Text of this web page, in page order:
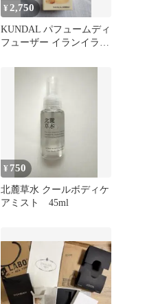
¥2,750
KUNDAL パフュームディ
フューザー イランイラン
¥ 750
北麓草水 クールボディケ
アミスト 45ml